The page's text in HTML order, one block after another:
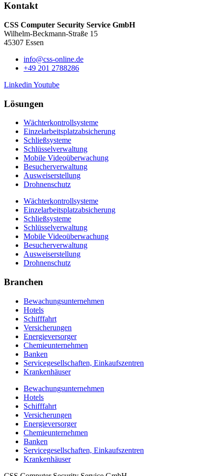
Kontakt
CSS Computer Security Service GmbH
Wilhelm-Beckmann-Straße 15
45307 Essen
info@css-online.de
+49 201 2788286
Linkedin Youtube
Lösungen
Wächterkontrollsysteme
Einzelarbeitsplatzabsicherung
Schließsysteme
Schlüsselverwaltung
Mobile Videoüberwachung
Besucherverwaltung
Ausweiserstellung
Drohnenschutz
Wächterkontrollsysteme
Einzelarbeitsplatzabsicherung
Schließsysteme
Schlüsselverwaltung
Mobile Videoüberwachung
Besucherverwaltung
Ausweiserstellung
Drohnenschutz
Branchen
Bewachungsunternehmen
Hotels
Schifffahrt
Versicherungen
Energieversorger
Chemieunternehmen
Banken
Servicegesellschaften, Einkaufszentren
Krankenhäuser
Bewachungsunternehmen
Hotels
Schifffahrt
Versicherungen
Energieversorger
Chemieunternehmen
Banken
Servicegesellschaften, Einkaufszentren
Krankenhäuser